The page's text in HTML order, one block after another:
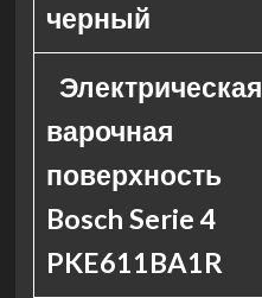
черный
Электрическая
варочная
поверхность
Bosch Serie 4
PKE611BA1R